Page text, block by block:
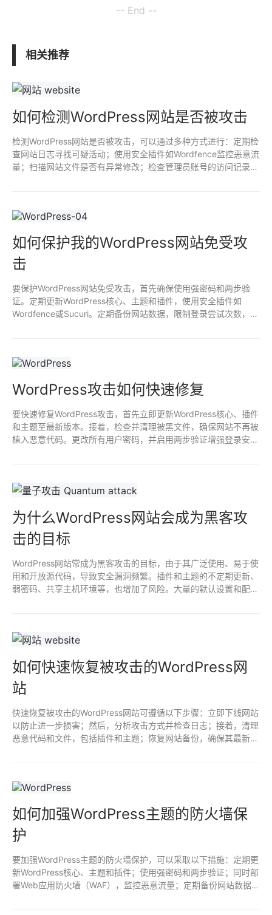
-- End --
相关推荐
如何检测WordPress网站是否被攻击
检测WordPress网站是否被攻击，可以通过多种方式进行：定期检
查网站日志寻找可疑活动；使用安全插件如Wordfence监控恶意流
量；扫描网站文件是否有异常修改；检查管理员账号的访问记录；
如何保护我的WordPress网站免受攻
击
要保护WordPress网站免受攻击，首先确保使用强密码和两步验
证。定期更新WordPress核心、主题和插件，使用安全插件如
Wordfence或Sucuri。定期备份网站数据，限制登录尝试次数，使
WordPress攻击如何快速修复
要快速修复WordPress攻击，首先立即更新WordPress核心、插件
和主题至最新版本。接着，检查并清理被黑文件，确保网站不再被
植入恶意代码。更改所有用户密码，并启用两步验证增强登录安
为什么WordPress网站会成为黑客攻
击的目标
WordPress网站常成为黑客攻击的目标，由于其广泛使用、易于使
用和开放源代码，导致安全漏洞频繁。插件和主题的不定期更新、
弱密码、共享主机环境等，也增加了风险。大量的默认设置和配置
如何快速恢复被攻击的WordPress网
站
快速恢复被攻击的WordPress网站可遵循以下步骤：立即下线网站
以防止进一步损害；然后，分析攻击方式并检查日志；接着，清理
恶意代码和文件，包括插件和主题；恢复网站备份，确保其最新安
如何加强WordPress主题的防火墙保
护
要加强WordPress主题的防火墙保护，可以采取以下措施：定期更
新WordPress核心、主题和插件；使用强密码和两步验证；同时部
署Web应用防火墙（WAF），监控恶意流量；定期备份网站数据，